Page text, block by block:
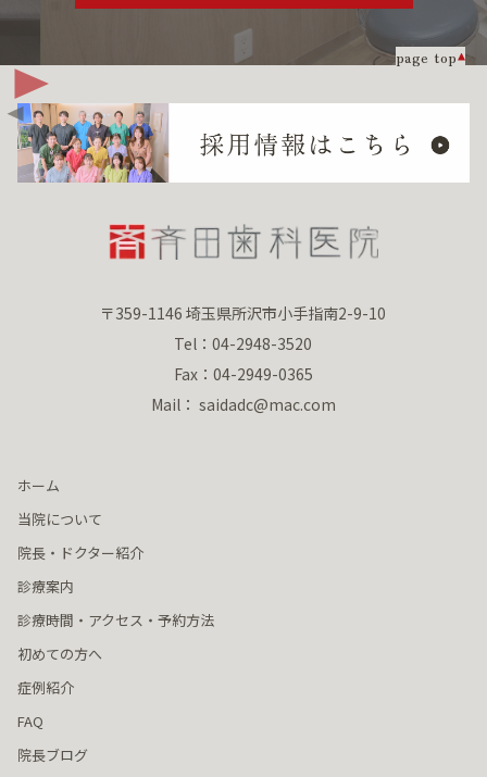
page top
〒359-1146 埼玉県所沢市小手指南2-9-10
Tel：04-2948-3520
Fax：04-2949-0365
Mail： saidadc@mac.com
ホーム
当院について
院長・ドクター紹介
診療案内
診療時間・アクセス・予約方法
初めての方へ
症例紹介
FAQ
院長ブログ